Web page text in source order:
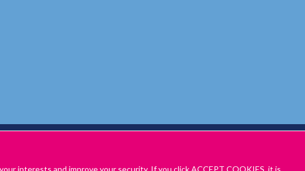
interests and improve your security. If you click ACCEPT COOKIES, it is